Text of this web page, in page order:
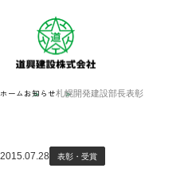
ホーム お知らせ札幌開発建設部長表彰
2015.07.28 表彰・受賞